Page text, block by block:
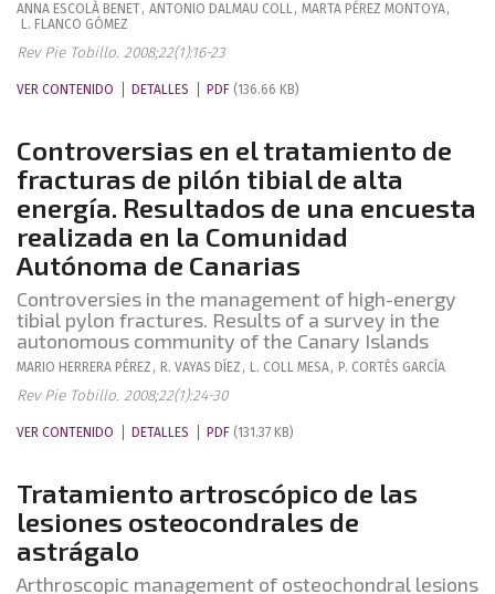
ANNA ESCOLÀ BENET, ANTONIO DALMAU COLL, MARTA PÉREZ MONTOYA,
L. FLANCO GÓMEZ
Rev Pie Tobillo. 2008;22(1):16-23
VER CONTENIDO DETALLES PDF (136.66 KB)
Controversias en el tratamiento de
fracturas de pilón tibial de alta
energía. Resultados de una encuesta
realizada en la Comunidad
Autónoma de Canarias
Controversies in the management of high-energy
tibial pylon fractures. Results of a survey in the
autonomous community of the Canary Islands
MARIO HERRERA PÉREZ , R. VAYAS DÍEZ , L. COLL MESA, P. CORTÉS GARCÍA
Rev Pie Tobillo. 2008;22(1):24-30
VER CONTENIDO DETALLES PDF (131.37 KB)
Tratamiento artroscópico de las
lesiones osteocondrales de
astrágalo
Arthroscopic management of osteochondral lesions